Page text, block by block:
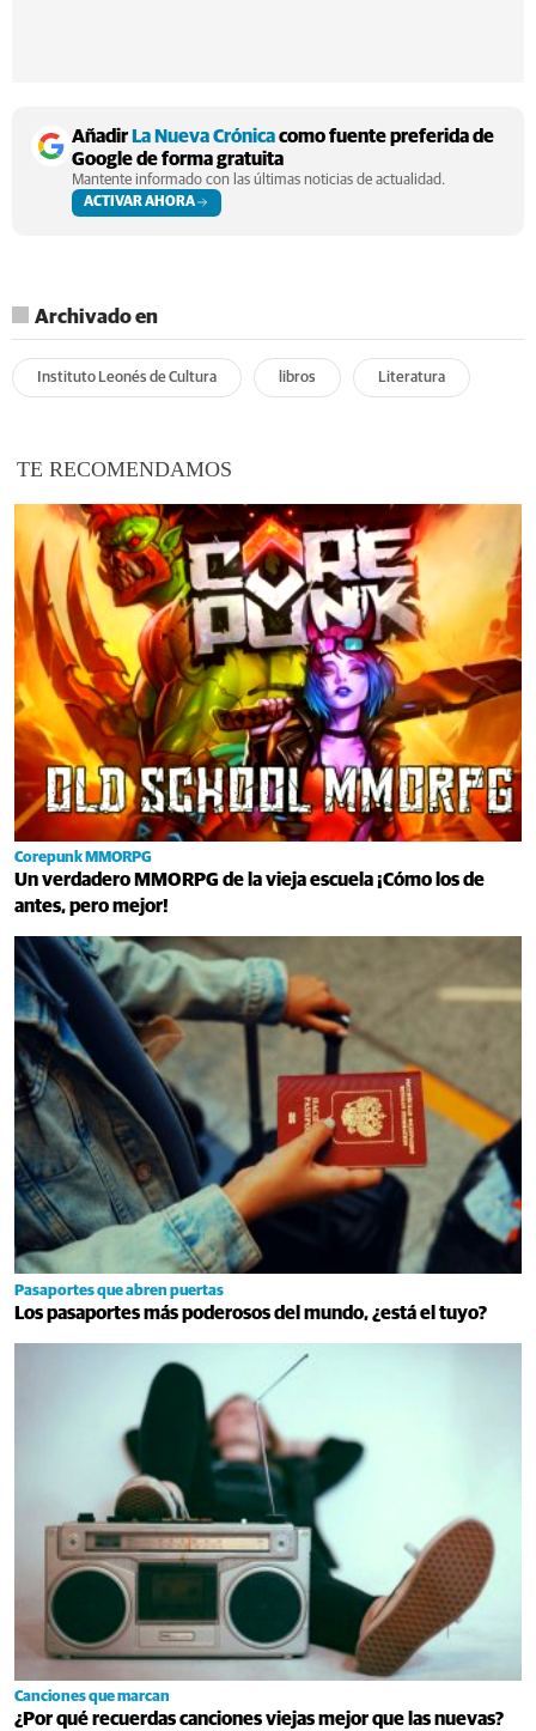
AñadirLa Nueva Crónicacomo fuente preferida de
Google de forma gratuita
Mantente informado con las últimas noticias de actualidad.
ACTIVAR AHORA
Archivado en
Instituto Leonés de Cultura libros Literatura
TE RECOMENDAMOS
Corepunk MMORPG
Un verdadero MMORPG de la vieja escuela ¡Cómo los de
antes, pero mejor!
Pasaportes que abren puertas
Los pasaportes más poderosos del mundo, ¿está el tuyo?
Canciones que marcan
¿Por qué recuerdas canciones viejas mejor que las nuevas?